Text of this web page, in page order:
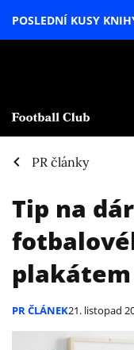
POSLEDNÍ KUSY
PR články
Tip na
PR ČLÁNEK21. listopad